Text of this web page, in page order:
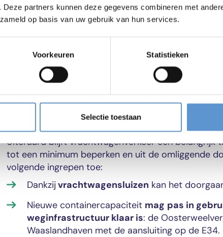
partners kunnen deze gegevens combineren met
op basis van uw gebruik van hun services.
Voorkeuren Statistieken
Selectie toestaan
Door de volledige elektrificatie kunnen
containerterminal en hoeven zeniet meer
meer containers per trein worden vervoerd.
Maatregelen
Uiteraard blijft vrachtwagenverkeer een belangrijk
tot een minimum beperken en uit de omliggende
volgende ingrepen toe:
Dankzijvrachtwagensluizen kan het
Nieuwe containercapaciteit mag pas in
weginfrastructuur klaar is: de
Waaslandhaven met de aansluiting op de E34.